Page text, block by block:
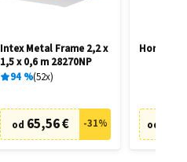
Intex Metal Frame 2,2 x
1,5 x 0,6 m 28270NP
94% 52x
od 65,56 € -31%
Honda
od